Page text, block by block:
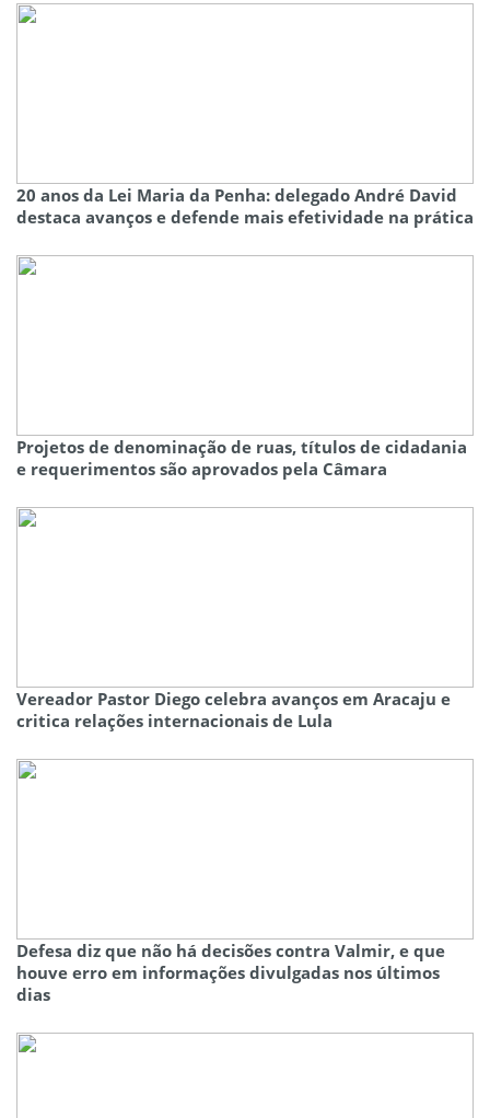
20 anos da Lei Maria da Penha: delegado André David
destaca avanços e defende mais efetividade na prática
Projetos de denominação de ruas, títulos de cidadania
e requerimentos são aprovados pela Câmara
Vereador Pastor Diego celebra avanços em Aracaju e
critica relações internacionais de Lula
Defesa diz que não há decisões contra Valmir, e que
houve erro em informações divulgadas nos últimos
dias